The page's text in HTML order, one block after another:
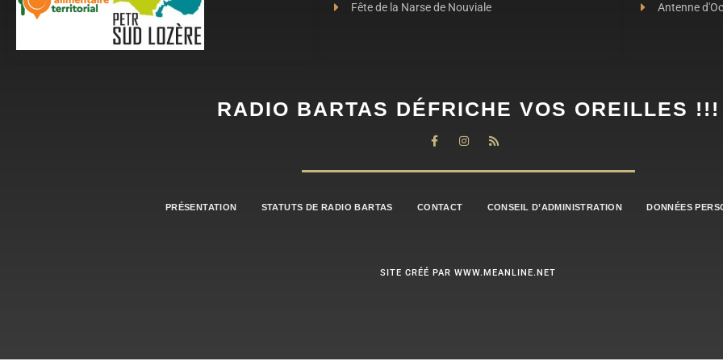
Fête de la Narse de Nouviale
Antenne d'Oc
RADIO BARTAS DÉFRICHE VOS OREILLES !!!
PRÉSENTATION STATUTS DE RADIO BARTAS CONTACT CONSEIL D’ADMINISTRATION DONNÉES
SITE CRÉÉ PAR WWW.MEANLINE.NET